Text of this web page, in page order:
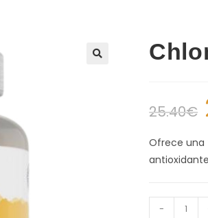
25.40€
Ofrece una
-